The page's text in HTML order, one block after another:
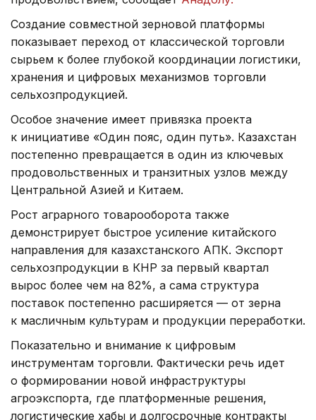
Создание совместной зерновой платформы
показывает переход от классической торговли
сырьем к более глубокой координации логистики,
хранения и цифровых механизмов торговли
сельхозпродукцией.
Особое значение имеет привязка проекта
к инициативе «Один пояс, один путь». Казахстан
постепенно превращается в один из ключевых
продовольственных и транзитных узлов между
Центральной Азией и Китаем.
Рост аграрного товарооборота также
демонстрирует быстрое усиление китайского
направления для казахстанского АПК. Экспорт
сельхозпродукции в КНР за первый квартал
вырос более чем на 82%, а сама структура
поставок постепенно расширяется — от зерна
к масличным культурам и продукции переработки.
Показательно и внимание к цифровым
инструментам торговли. Фактически речь идет
о формировании новой инфраструктуры
агроэкспорта, где платформенные решения,
логистические хабы и долгосрочные контракты